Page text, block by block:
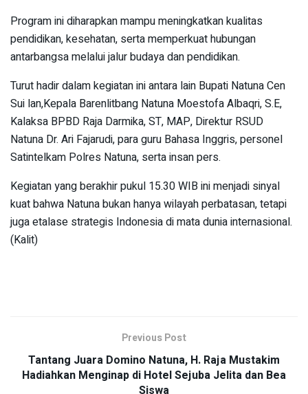
Program ini diharapkan mampu meningkatkan kualitas
pendidikan, kesehatan, serta memperkuat hubungan
antarbangsa melalui jalur budaya dan pendidikan.
Turut hadir dalam kegiatan ini antara lain Bupati Natuna Cen
Sui lan,Kepala Barenlitbang Natuna Moestofa Albaqri, S.E,
Kalaksa BPBD Raja Darmika, ST, MAP, Direktur RSUD
Natuna Dr. Ari Fajarudi, para guru Bahasa Inggris, personel
Satintelkam Polres Natuna, serta insan pers.
Kegiatan yang berakhir pukul 15.30 WIB ini menjadi sinyal
kuat bahwa Natuna bukan hanya wilayah perbatasan, tetapi
juga etalase strategis Indonesia di mata dunia internasional.
(Kalit)
Previous Post
Tantang Juara Domino Natuna, H. Raja Mustakim
Hadiahkan Menginap di Hotel Sejuba Jelita dan Bea
Siswa